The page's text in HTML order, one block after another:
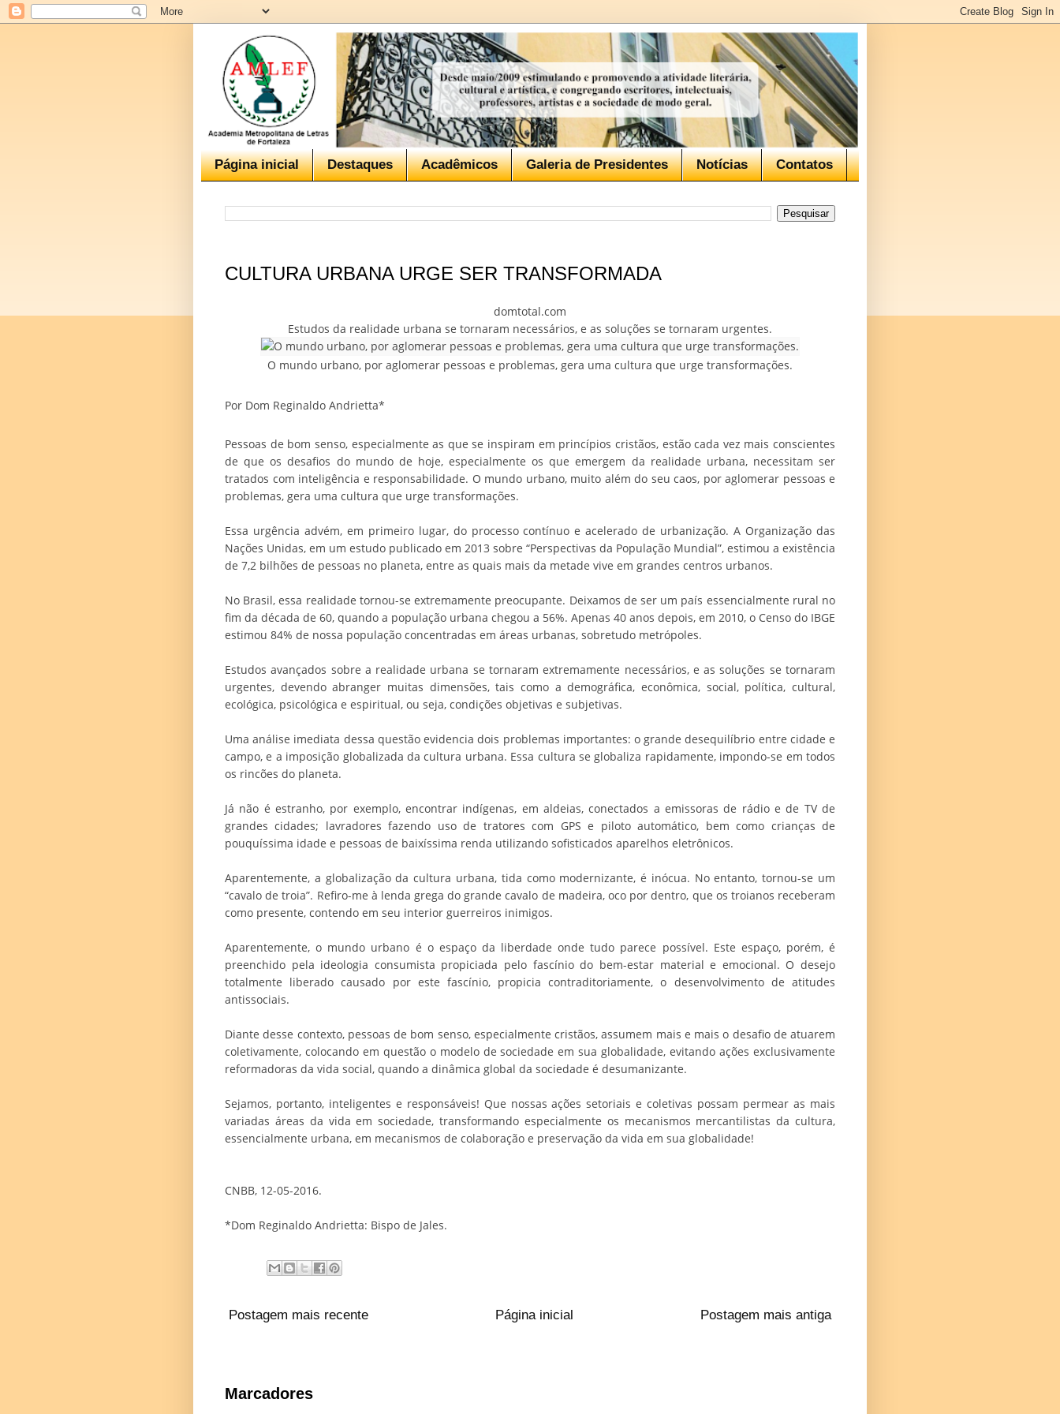
Página inicial Destaques Acadêmicos Galeria de Presidentes Notícias Contatos
CULTURA URBANA URGE SER TRANSFORMADA
domtotal.com
Estudos da realidade urbana se tornaram necessários, e as soluções se tornaram urgentes.
O mundo urbano, por aglomerar pessoas e problemas, gera uma cultura que urge transformações.
Por Dom Reginaldo Andrietta*
Pessoas de bom senso, especialmente as que se inspiram em princípios cristãos, estão cada vez mais conscientes
de que os desafios do mundo de hoje, especialmente os que emergem da realidade urbana, necessitam ser
tratados com inteligência e responsabilidade. O mundo urbano, muito além do seu caos, por aglomerar pessoas e
problemas, gera uma cultura que urge transformações.
Essa urgência advém, em primeiro lugar, do processo contínuo e acelerado de urbanização. A Organização das
Nações Unidas, em um estudo publicado em 2013 sobre “Perspectivas da População Mundial”, estimou a existência
de 7,2 bilhões de pessoas no planeta, entre as quais mais da metade vive em grandes centros urbanos.
No Brasil, essa realidade tornou-se extremamente preocupante. Deixamos de ser um país essencialmente rural no
fim da década de 60, quando a população urbana chegou a 56%. Apenas 40 anos depois, em 2010, o Censo do IBGE
estimou 84% de nossa população concentradas em áreas urbanas, sobretudo metrópoles.
Estudos avançados sobre a realidade urbana se tornaram extremamente necessários, e as soluções se tornaram
urgentes, devendo abranger muitas dimensões, tais como a demográfica, econômica, social, política, cultural,
ecológica, psicológica e espiritual, ou seja, condições objetivas e subjetivas.
Uma análise imediata dessa questão evidencia dois problemas importantes: o grande desequilíbrio entre cidade e
campo, e a imposição globalizada da cultura urbana. Essa cultura se globaliza rapidamente, impondo-se em todos
os rincões do planeta.
Já não é estranho, por exemplo, encontrar indígenas, em aldeias, conectados a emissoras de rádio e de TV de
grandes cidades; lavradores fazendo uso de tratores com GPS e piloto automático, bem como crianças de
pouquíssima idade e pessoas de baixíssima renda utilizando sofisticados aparelhos eletrônicos.
Aparentemente, a globalização da cultura urbana, tida como modernizante, é inócua. No entanto, tornou-se um
“cavalo de troia”. Refiro-me à lenda grega do grande cavalo de madeira, oco por dentro, que os troianos receberam
como presente, contendo em seu interior guerreiros inimigos.
Aparentemente, o mundo urbano é o espaço da liberdade onde tudo parece possível. Este espaço, porém, é
preenchido pela ideologia consumista propiciada pelo fascínio do bem-estar material e emocional. O desejo
totalmente liberado causado por este fascínio, propicia contraditoriamente, o desenvolvimento de atitudes
antissociais.
Diante desse contexto, pessoas de bom senso, especialmente cristãos, assumem mais e mais o desafio de atuarem
coletivamente, colocando em questão o modelo de sociedade em sua globalidade, evitando ações exclusivamente
reformadoras da vida social, quando a dinâmica global da sociedade é desumanizante.
Sejamos, portanto, inteligentes e responsáveis! Que nossas ações setoriais e coletivas possam permear as mais
variadas áreas da vida em sociedade, transformando especialmente os mecanismos mercantilistas da cultura,
essencialmente urbana, em mecanismos de colaboração e preservação da vida em sua globalidade!
CNBB, 12-05-2016.
*Dom Reginaldo Andrietta: Bispo de Jales.
Postagem mais recente Postagem mais antiga
Página inicial
Marcadores